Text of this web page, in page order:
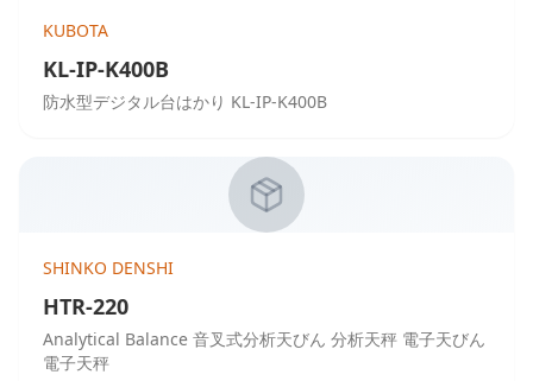
KUBOTA
KL-IP-K400B
防水型デジタル台はかり KL-IP-K400B
SHINKO DENSHI
HTR-220
Analytical Balance 音叉式分析天びん 分析天秤 電子天びん
電子天秤